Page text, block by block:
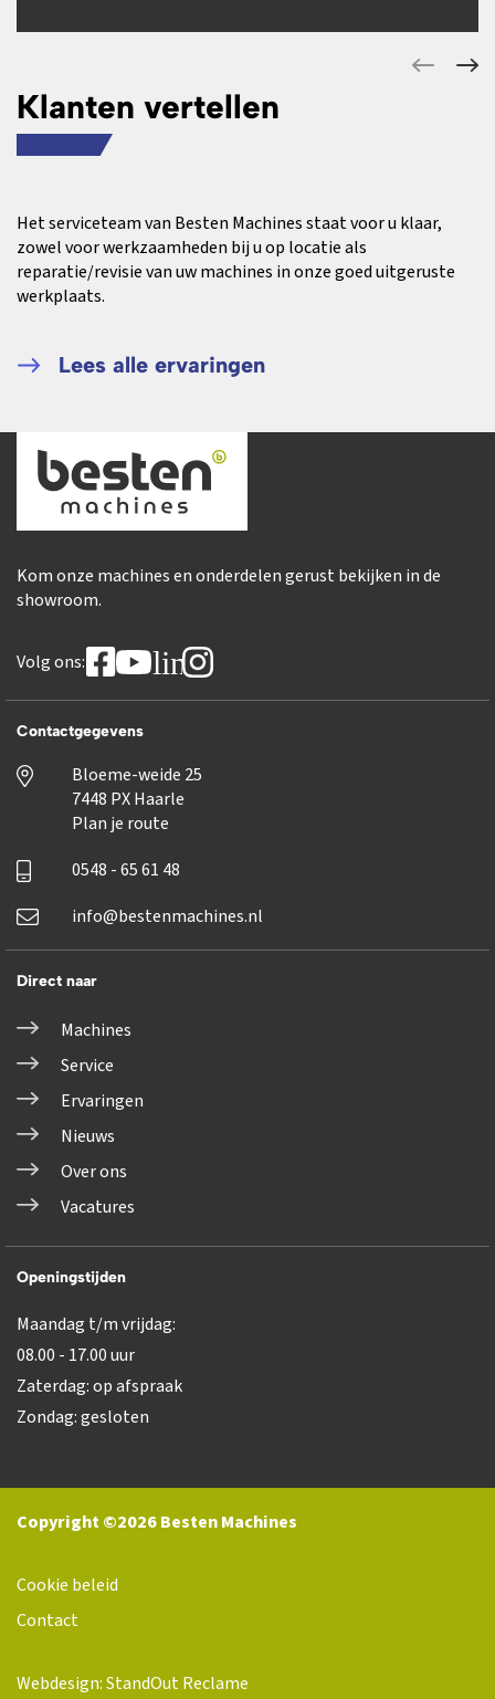
Klanten vertellen
Het serviceteam van Besten Machines staat voor u klaar,
zowel voor werkzaamheden bij u op locatie als
reparatie/revisie van uw machines in onze goed uitgeruste
werkplaats.
Lees alle ervaringen
Kom onze machines en onderdelen gerust bekijken in de
showroom.
Volg ons: linkedin
Contactgegevens
Bloeme-weide 25
7448 PX Haarle
Plan je route
0548 - 65 61 48
info@bestenmachines.nl
Direct naar
Machines
Service
Ervaringen
Nieuws
Over ons
Vacatures
Openingstijden
Maandag t/m vrijdag:
08.00 - 17.00 uur
Zaterdag: op afspraak
Zondag: gesloten
Copyright ©2026 Besten Machines
Cookie beleid
Contact
Webdesign: StandOut Reclame